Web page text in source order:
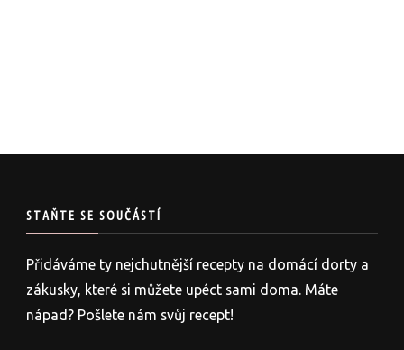
STAŇTE SE SOUČÁSTÍ
Přidáváme ty nejchutnější recepty na domácí dorty a
zákusky, které si můžete upéct sami doma. Máte
nápad? Pošlete nám svůj recept!